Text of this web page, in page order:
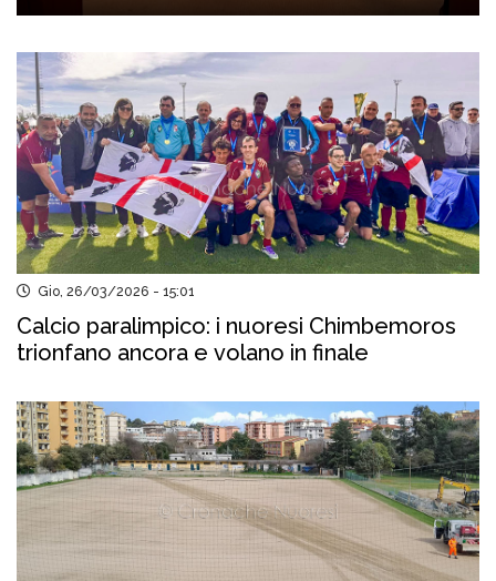
Gio, 26/03/2026 - 15:01
Calcio paralimpico: i nuoresi Chimbemoros
trionfano ancora e volano in finale